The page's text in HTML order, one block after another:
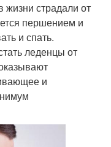
жизни страдали от
першением и
и спать.
леденцы от
и